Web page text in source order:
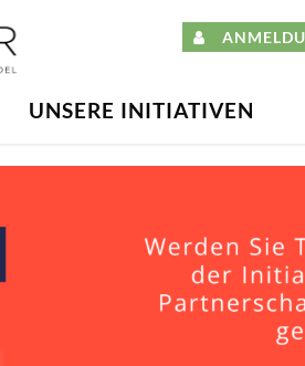
UNSERE INITIATIVEN